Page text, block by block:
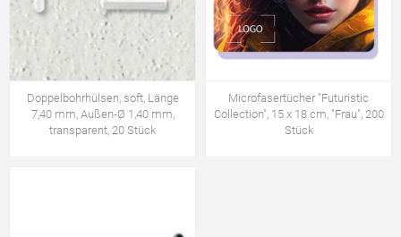
Doppelbohrhülsen, soft, Länge
7,40 mm, Außen-Ø 1,40 mm,
transparent, 20 Stück
Microfasertücher "Futuristic
Collection", 15 x 18 cm, "Frau", 200
Stück